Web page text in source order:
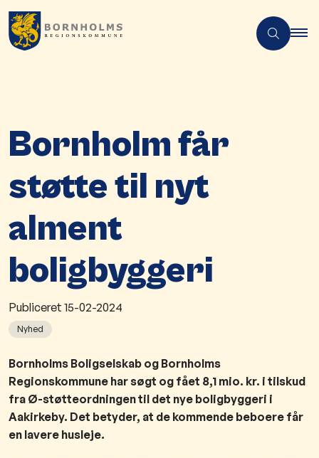
Bornholm får
støtte til nyt
alment
boligbyggeri
Publiceret 15-02-2024
Nyhed
​Bornholms Boligselskab og Bornholms
Regionskommune har søgt og fået 8,1 mio. kr. i tilskud
fra Ø-støtteordningen til det nye boligbyggeri i
Aakirkeby. Det betyder, at de kommende beboere får
en lavere husleje.